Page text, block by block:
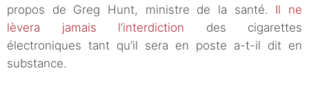
propos de Greg Hunt, ministre de la santé. Il ne
lèvera jamais l’interdiction des cigarettes
électroniques tant qu’il sera en poste a-t-il dit en
substance.